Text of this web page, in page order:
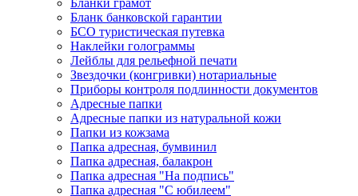
Бланки грамот
Бланк банковской гарантии
БСО туристическая путевка
Наклейки голограммы
Лейблы для рельефной печати
Звездочки (конгривки) нотариальные
Приборы контроля подлинности документов
Адресные папки
Адресные папки из натуральной кожи
Папки из кожзама
Папка адресная, бумвинил
Папка адресная, балакрон
Папка адресная "На подпись"
Папка адресная "C юбилеем"